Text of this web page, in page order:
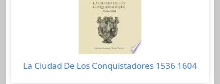
La Ciudad De Los Conquistadores 1536 1604